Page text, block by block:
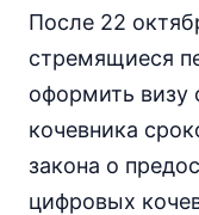
После 22
стремящиеся
оформить визу
кочевника
закона о
цифровых